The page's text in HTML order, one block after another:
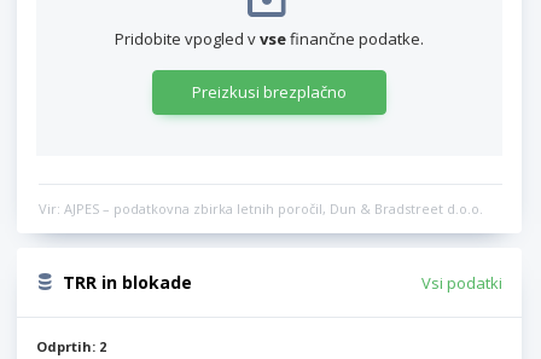
Pridobite vpogled vvsefinančne podatke.
Preizkusi brezplačno
Vir: AJPES – podatkovna zbirka letnih poročil, Dun & Bradstreet d.o.o.
TRR in blokade Vsi podatki
Odprtih: 2